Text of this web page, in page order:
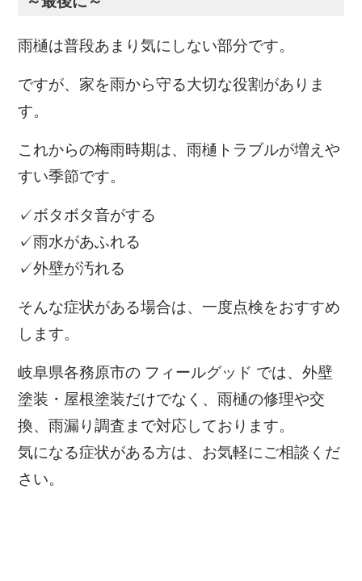
雨樋は普段あまり気にしない部分です。
ですが、家を雨から守る大切な役割がありま
す。
これからの梅雨時期は、雨樋トラブルが増えや
すい季節です。
✓ボタボタ音がする
✓雨水があふれる
✓外壁が汚れる
そんな症状がある場合は、一度点検をおすすめ
します。
岐阜県各務原市の フィールグッド では、外壁
塗装・屋根塗装だけでなく、雨樋の修理や交
換、雨漏り調査まで対応しております。
気になる症状がある方は、お気軽にご相談くだ
さい。